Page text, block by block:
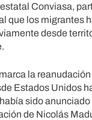
Conviasa,
que los migrantes
desde
la
Estados Unidos
sido
de Nicolás